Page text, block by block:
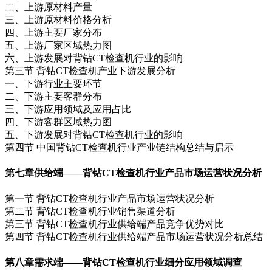
二、上游原材料产量
三、上游原材料价格分析
四、上游主要厂家分布
五、上游厂家区域热力图
六、上游发展对背钻CT检查机行业的影响
第三节 背钻CT检查机产业下游发展分析
一、下游行业主要环节
二、下游主要客群分布
三、下游应用领域及应用占比
四、下游客群区域热力图
五、下游发展对背钻CT检查机行业的影响
第四节 中国背钻CT检查机行业产业链结构总结与启示
第七章供给端——背钻CT检查机行业产品市场运营状况分析
第一节 背钻CT检查机行业产品市场运营状况分析
第二节 背钻CT检查机行业销售渠道分析
第三节 背钻CT检查机行业供给端产品竞争优势对比
第四节 背钻CT检查机行业供给端产品市场运营状况分析总结
第八章需求端——背钻CT检查机行业细分应用领域调查